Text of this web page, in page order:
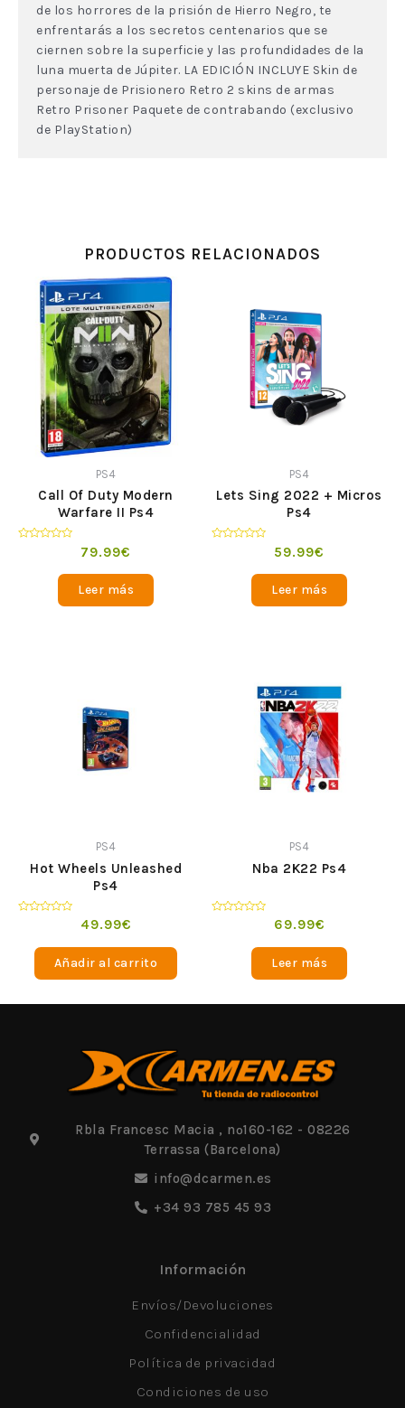
de los horrores de la prisión de Hierro Negro, te
enfrentarás a los secretos centenarios que se
ciernen sobre la superficie y las profundidades de la
luna muerta de Júpiter. LA EDICIÓN INCLUYE Skin de
personaje de Prisionero Retro 2 skins de armas
Retro Prisoner Paquete de contrabando (exclusivo
de PlayStation)
PRODUCTOS RELACIONADOS
PS4
Call Of Duty Modern
Warfare II Ps4
79.99€
Leer más
PS4
Lets Sing 2022 + Micros
Ps4
59.99€
Leer más
PS4
Hot Wheels Unleashed
Ps4
49.99€
Añadir al carrito
PS4
Nba 2K22 Ps4
69.99€
Leer más
Rbla Francesc Macia , nº160-162 - 08226
Terrassa (Barcelona)
info@dcarmen.es
+34 93 785 45 93
Información
Envíos/Devoluciones
Confidencialidad
Política de privacidad
Condiciones de uso